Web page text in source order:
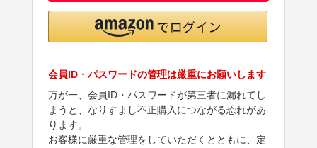
会員ID・パスワードの管理は厳重にお願いします
万が一、会員ID・パスワードが第三者に漏れてし
まうと、なりすまし不正購入につながる恐れがあ
ります。
お客様に厳重な管理をしていただくとともに、定